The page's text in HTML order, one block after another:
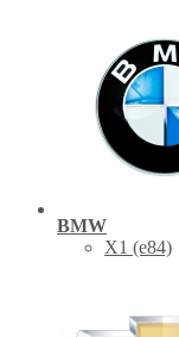
BMW
X1 (е84)